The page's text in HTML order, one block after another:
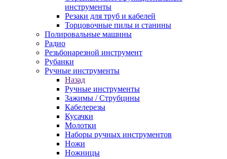
инструменты
Резаки для труб и кабелей
Торцовочные пилы и станины
Полировальные машины
Радио
Резьбонарезной инструмент
Рубанки
Ручные инструменты
Назад
Ручные инструменты
Зажимы / Струбцины
Кабелерезы
Кусачки
Молотки
Наборы ручных инструментов
Ножи
Ножницы